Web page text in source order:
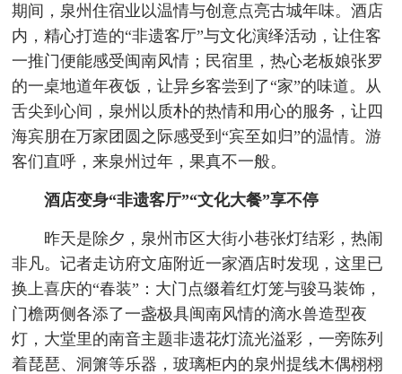
期间，泉州住宿业以温情与创意点亮古城年味。酒店
内，精心打造的“非遗客厅”与文化演绎活动，让住客
一推门便能感受闽南风情；民宿里，热心老板娘张罗
的一桌地道年夜饭，让异乡客尝到了“家”的味道。从
舌尖到心间，泉州以质朴的热情和用心的服务，让四
海宾朋在万家团圆之际感受到“宾至如归”的温情。游
客们直呼，来泉州过年，果真不一般。
酒店变身“非遗客厅”“文化大餐”享不停
昨天是除夕，泉州市区大街小巷张灯结彩，热闹
非凡。记者走访府文庙附近一家酒店时发现，这里已
换上喜庆的“春装”：大门点缀着红灯笼与骏马装饰，
门檐两侧各添了一盏极具闽南风情的滴水兽造型夜
灯，大堂里的南音主题非遗花灯流光溢彩，一旁陈列
着琵琶、洞箫等乐器，玻璃柜内的泉州提线木偶栩栩